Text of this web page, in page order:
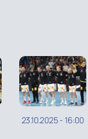
23.10.2025- 16:00